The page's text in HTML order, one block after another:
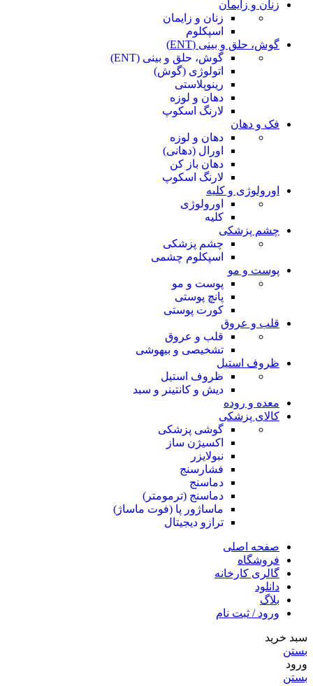
زنان و زایمان
زنان و زایمان
اسپکلوم
گوش، حلق و بینی (ENT)
گوش، حلق و بینی (ENT)
اتولوژی (گوش)
رینوپلاستی
دهان و لوزه
لارنگ اسکوپ
فک و دهان
دهان و لوزه
اورال (دهانی)
دهان باز کن
لارنگ اسکوپ
اورولوژی و کلیه
اورولوژی
کلیه
چشم پزشکی
چشم پزشکی
اسپکلوم چشمی
پوست و مو
پوست و مو
پانچ پوستی
کورت پوستی
قلب و عروق
قلب و عروق
تشخیصی و بیهوشی
ظروف استیل
ظروف استیل
دیش و کانتینر و سبد
معده و روده
کالای پزشکی
گوشی پزشکی
اکسیژن ساز
نبولایزر
فشارسنج
دماسنج
دماسنج (ترمومتر)
ماساژور پا (فوت ماساژ)
ترازو دیجیتال
صفحه اصلی
فروشگاه
گالری کارخانه
دانلود
بلاگ
ورود / ثبت نام
سبد خرید
بستن
ورود
بستن